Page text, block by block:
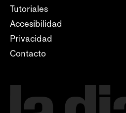
Tutoriales
Accesibilidad
Privacidad
Contacto